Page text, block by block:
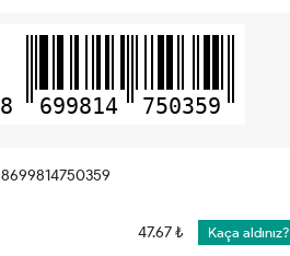
8 699814 750359
8699814750359
47.67 ₺ Kaça aldınız?